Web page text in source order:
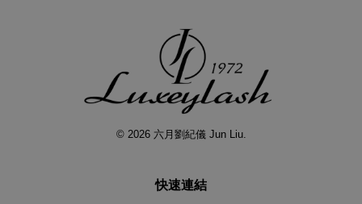
© 2026 六月劉紀儀 Jun Liu.
快速連結